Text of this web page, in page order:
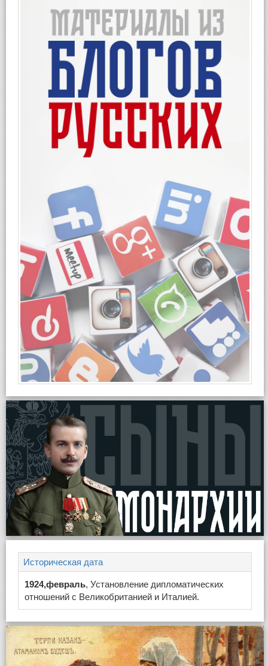
Историческая дата
1924,февраль, Установление дипломатических
отношений с Великобританией и Италией.